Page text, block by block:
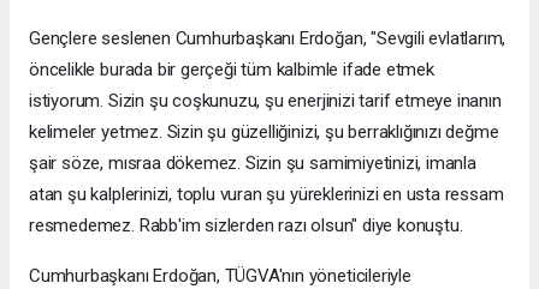
Gençlere seslenen Cumhurbaşkanı Erdoğan, "Sevgili evlatlarım,
öncelikle burada bir gerçeği tüm kalbimle ifade etmek
istiyorum. Sizin şu coşkunuzu, şu enerjinizi tarif etmeye inanın
kelimeler yetmez. Sizin şu güzelliğinizi, şu berraklığınızı değme
şair söze, mısraa dökemez. Sizin şu samimiyetinizi, imanla
atan şu kalplerinizi, toplu vuran şu yüreklerinizi en usta ressam
resmedemez. Rabb'im sizlerden razı olsun" diye konuştu.
Cumhurbaşkanı Erdoğan, TÜGVA'nın yöneticileriyle